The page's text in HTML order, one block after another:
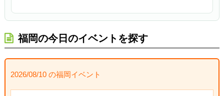
福岡の今日のイベントを探す
2026/08/10 の福岡イベント